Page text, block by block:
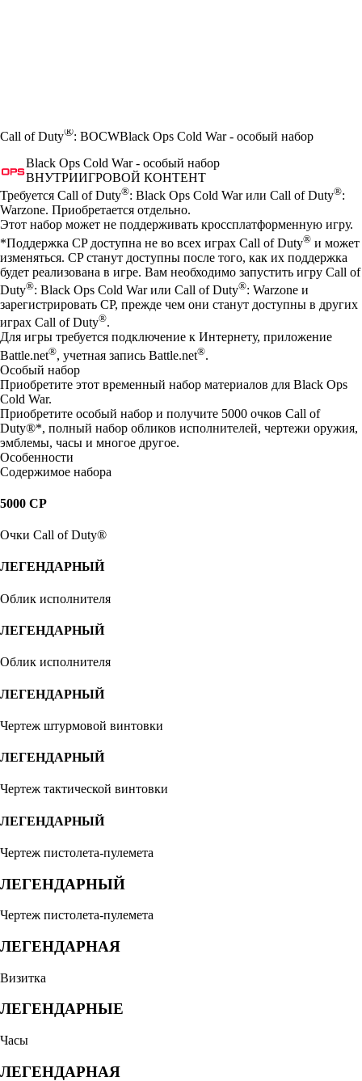
Call of Duty®: BOCWBlack Ops Cold War - особый набор
Black Ops Cold War - особый набор
ВНУТРИИГРОВОЙ КОНТЕНТ
Цена
Available actions
Требуется Call of Duty®: Black Ops Cold War или Call of Duty®:
Warzone. Приобретается отдельно.
Этот набор может не поддерживать кроссплатформенную игру.
*Поддержка CP доступна не во всех играх Call of Duty® и может
изменяться. CP станут доступны после того, как их поддержка
будет реализована в игре. Вам необходимо запустить игру Call of
Duty®: Black Ops Cold War или Call of Duty®: Warzone и
зарегистрировать CP, прежде чем они станут доступны в других
играх Call of Duty®.
Для игры требуется подключение к Интернету, приложение
Battle.net®, учетная запись Battle.net®.
Особый набор
Приобретите этот временный набор материалов для Black Ops
Cold War.
Приобретите особый набор и получите 5000 очков Call of
Duty®*, полный набор обликов исполнителей, чертежи оружия,
эмблемы, часы и многое другое.
Особенности
Содержимое набора
5000 CP
Очки Call of Duty®
ЛЕГЕНДАРНЫЙ
Облик исполнителя
ЛЕГЕНДАРНЫЙ
Облик исполнителя
ЛЕГЕНДАРНЫЙ
Чертеж штурмовой винтовки
ЛЕГЕНДАРНЫЙ
Чертеж тактической винтовки
ЛЕГЕНДАРНЫЙ
Чертеж пистолета-пулемета
ЛЕГЕНДАРНЫЙ
Чертеж пистолета-пулемета
ЛЕГЕНДАРНАЯ
Визитка
ЛЕГЕНДАРНЫЕ
Часы
ЛЕГЕНДАРНАЯ